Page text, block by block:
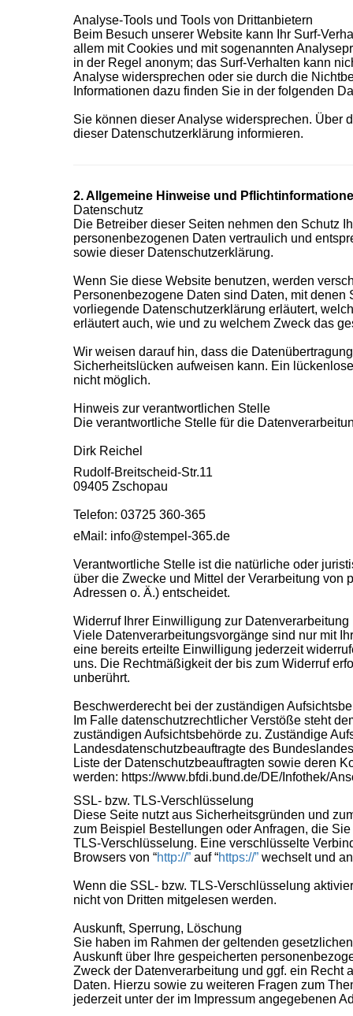
Analyse-Tools und Tools von Drittanbietern
Beim Besuch unserer Website kann Ihr Surf-
allem mit Cookies und mit sogenannten
in der Regel anonym; das Surf-Verhalten kann
Analyse widersprechen oder sie durch die
Informationen dazu finden Sie in der folgenden
Sie können dieser Analyse widersprechen. Über
dieser Datenschutzerklärung informieren.
2. Allgemeine Hinweise und
Datenschutz
Die Betreiber dieser Seiten nehmen den Schutz
personenbezogenen Daten vertraulich und
sowie dieser Datenschutzerklärung.
Wenn Sie diese Website benutzen, werden
Personenbezogene Daten sind Daten, mit
vorliegende Datenschutzerklärung erläutert,
erläutert auch, wie und zu welchem Zweck das
Wir weisen darauf hin, dass die
Sicherheitslücken aufweisen kann. Ein
nicht möglich.
Hinweis zur verantwortlichen Stelle
Die verantwortliche Stelle für die
Dirk Reichel
Rudolf-Breitscheid-Str.11
09405 Zschopau
Telefon: 03725 360-365
eMail: info@stempel-365.de
Verantwortliche Stelle ist die natürliche oder
über die Zwecke und Mittel der Verarbeitung von
Adressen o. Ä.) entscheidet.
Widerruf Ihrer Einwilligung zur Datenverarbeitung
Viele Datenverarbeitungsvorgänge sind nur mit
eine bereits erteilte Einwilligung jederzeit
uns. Die Rechtmäßigkeit der bis zum Widerruf
unberührt.
Beschwerderecht bei der zuständigen
Im Falle datenschutzrechtlicher Verstöße steht
zuständigen Aufsichtsbehörde zu. Zuständige
Landesdatenschutzbeauftragte des
Liste der Datenschutzbeauftragten sowie deren
werden: https://www.bfdi.bund.de/DE/Infothek/
SSL- bzw. TLS-Verschlüsselung
Diese Seite nutzt aus Sicherheitsgründen und
zum Beispiel Bestellungen oder Anfragen, die
TLS-Verschlüsselung. Eine verschlüsselte
Browsers von “http://” auf “https://” wechselt und
Wenn die SSL- bzw. TLS-Verschlüsselung
nicht von Dritten mitgelesen werden.
Auskunft, Sperrung, Löschung
Sie haben im Rahmen der geltenden
Auskunft über Ihre gespeicherten
Zweck der Datenverarbeitung und ggf. ein Recht
Daten. Hierzu sowie zu weiteren Fragen zum
jederzeit unter der im Impressum angegebenen